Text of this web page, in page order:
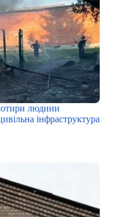
людини
інфраструктура